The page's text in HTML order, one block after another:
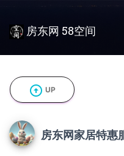
房东网 58空间
arrow_circle_up UP
房东网家居特惠